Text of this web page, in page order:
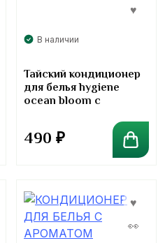
В наличии
Тайский кондиционер
для белья hygiene
ocean bloom с
океана 480 мл
490 ₽